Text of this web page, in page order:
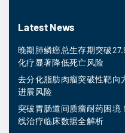
Latest News
晚期肺鳞癌总生存期突破
化疗显著降低死亡风险
去分化脂肪肉瘤突破性靶向
进展风险
突破胃肠道间质瘤耐药困境
线治疗临床数据全解析